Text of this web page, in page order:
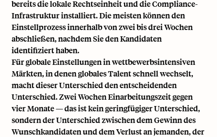
bereits die lokale Rechtseinheit und die Compliance-
Infrastruktur installiert. Die meisten können den
Einstellprozess innerhalb von zwei bis drei Wochen
abschließen, nachdem Sie den Kandidaten
identifiziert haben.
Für globale Einstellungen in wettbewerbsintensiven
Märkten, in denen globales Talent schnell wechselt,
macht dieser Unterschied den entscheidenden
Unterschied. Zwei Wochen Einarbeitungszeit gegen
vier Monate — das ist kein geringfügiger Unterschied,
sondern der Unterschied zwischen dem Gewinn des
Wunschkandidaten und dem Verlust an jemanden, der